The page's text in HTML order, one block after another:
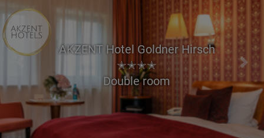
AKZENT Hotel Goldner Hirsch
✭✭✭✭
double
Next